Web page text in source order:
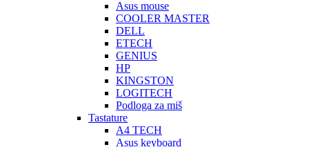
Asus mouse
COOLER MASTER
DELL
ETECH
GENIUS
HP
KINGSTON
LOGITECH
Podloga za miš
Tastature
A4 TECH
Asus keyboard